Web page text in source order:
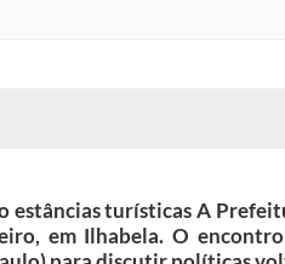
turísticas A
em Ilhabela. O